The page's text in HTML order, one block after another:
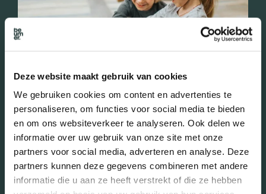
Deze website maakt gebruik van cookies
We gebruiken cookies om content en advertenties te
personaliseren, om functies voor social media te bieden
en om ons websiteverkeer te analyseren. Ook delen we
informatie over uw gebruik van onze site met onze
partners voor social media, adverteren en analyse. Deze
partners kunnen deze gegevens combineren met andere
informatie die u aan ze heeft verstrekt of die ze hebben
Je huis kopen in Wijk bij